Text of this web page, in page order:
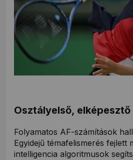
Osztályelső, elképesztő
Folyamatos AF-számítások
Egyidejű témafelismerés fejlett
intelligencia algoritmusok